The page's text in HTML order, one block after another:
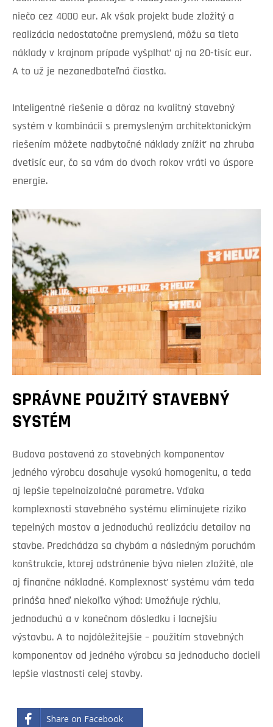
niečo cez 4000 eur. Ak však projekt bude zložitý a
realizácia nedostatočne premyslená, môžu sa tieto
náklady v krajnom prípade vyšplhať aj na 20-tisíc eur.
A to už je nezanedbateľná čiastka.
Inteligentné riešenie a dôraz na kvalitný stavebný
systém v kombinácii s premysleným architektonickým
riešením môžete nadbytočné náklady znížiť na zhruba
dvetisíc eur, čo sa vám do dvoch rokov vráti vo úspore
energie.
SPRÁVNE POUŽITÝ STAVEBNÝ
SYSTÉM
Budova postavená zo stavebných komponentov
jedného výrobcu dosahuje vysokú homogenitu, a teda
aj lepšie tepelnoizolačné parametre. Vďaka
komplexnosti stavebného systému eliminujete riziko
tepelných mostov a jednoduchú realizáciu detailov na
stavbe. Predchádza sa chybám a následným poruchám
konštrukcie, ktorej odstránenie býva nielen zložité, ale
aj finančne nákladné. Komplexnosť systému vám teda
prináša hneď niekoľko výhod: Umožňuje rýchlu,
jednoduchú a v konečnom dôsledku i lacnejšiu
výstavbu. A to najdôležitejšie – použitím stavebných
komponentov od jedného výrobcu sa jednoducho docieli
lepšie vlastnosti celej stavby.
Share on Facebook